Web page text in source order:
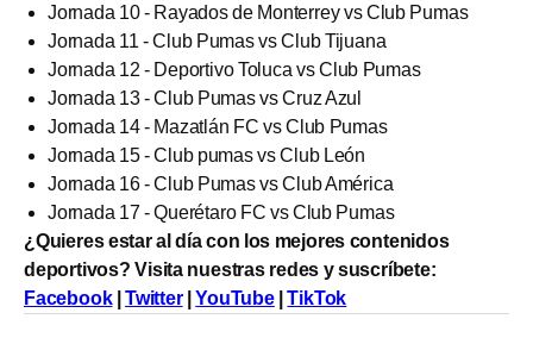
Jornada 10 - Rayados de Monterrey vs Club Pumas
Jornada 11 - Club Pumas vs Club Tijuana
Jornada 12 - Deportivo Toluca vs Club Pumas
Jornada 13 - Club Pumas vs Cruz Azul
Jornada 14 - Mazatlán FC vs Club Pumas
Jornada 15 - Club pumas vs Club León
Jornada 16 - Club Pumas vs Club América
Jornada 17 - Querétaro FC vs Club Pumas
¿Quieres estar al día con los mejores contenidos
deportivos? Visita nuestras redes y suscríbete:
Facebook|Twitter|YouTube|TikTok